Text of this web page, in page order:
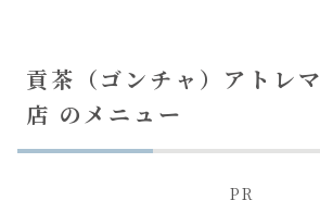
貢茶（ゴンチャ）アトレ
店 のメニュー
PR